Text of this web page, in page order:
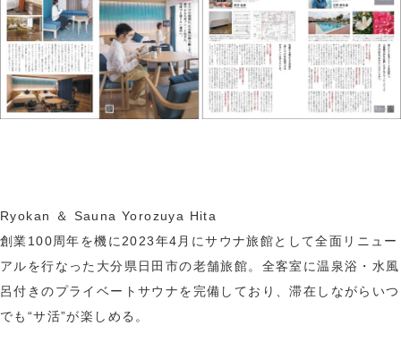
Ryokan ＆ Sauna Yorozuya Hita
創業100周年を機に2023年4月にサウナ旅館として全面リニュー
アルを行なった大分県日田市の老舗旅館。全客室に温泉浴・水風
呂付きのプライベートサウナを完備しており、滞在しながらいつ
でも“サ活”が楽しめる。